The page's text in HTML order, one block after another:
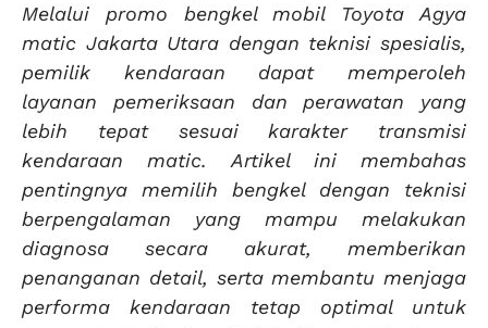
Melalui promo bengkel mobil Toyota Agya
matic Jakarta Utara dengan teknisi spesialis,
pemilik kendaraan dapat memperoleh
layanan pemeriksaan dan perawatan yang
lebih tepat sesuai karakter transmisi
kendaraan matic. Artikel ini membahas
pentingnya memilih bengkel dengan teknisi
berpengalaman yang mampu melakukan
diagnosa secara akurat, memberikan
penanganan detail, serta membantu menjaga
performa kendaraan tetap optimal untuk